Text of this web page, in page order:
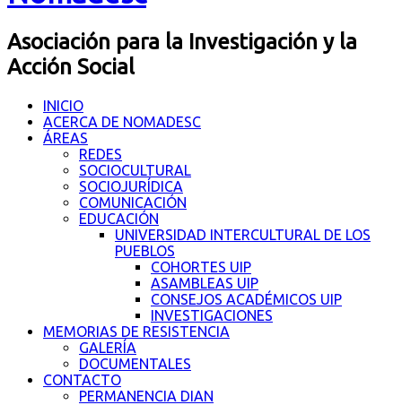
Asociación para la Investigación y la
Acción Social
INICIO
ACERCA DE NOMADESC
ÁREAS
REDES
SOCIOCULTURAL
SOCIOJURÍDICA
COMUNICACIÓN
EDUCACIÓN
UNIVERSIDAD INTERCULTURAL DE LOS
PUEBLOS
COHORTES UIP
ASAMBLEAS UIP
CONSEJOS ACADÉMICOS UIP
INVESTIGACIONES
MEMORIAS DE RESISTENCIA
GALERÍA
DOCUMENTALES
CONTACTO
PERMANENCIA DIAN